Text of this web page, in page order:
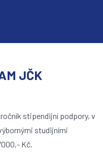
JČK
stipendijní podpory, v
studijními
Kč.